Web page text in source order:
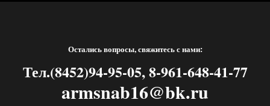
Остались вопросы, свяжитесь с нами:
Тел.(8452)94-95-05, 8-961-648-41-77
armsnab16@bk.ru